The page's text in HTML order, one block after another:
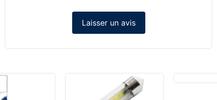
Laisser un avis